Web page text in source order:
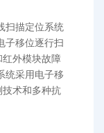
扫描定位系统
子移位逐行扫
外模块故障
统采用电子移
术和多种抗